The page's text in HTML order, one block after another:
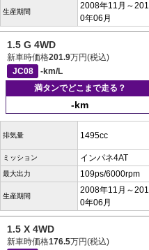
生産期間
2008年11月～201
0年06月
1.5 G 4WD
新車時価格201.9万円(税込)
JC08
-km/L
満タンでどこまで走る？
-km
排気量 1495cc
ミッション インパネ4AT
最大出力 109ps/6000rpm
生産期間
2008年11月～201
0年06月
1.5 X 4WD
新車時価格176.5万円(税込)